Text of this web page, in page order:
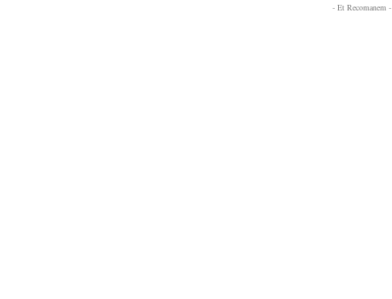
- Et Recomanem -